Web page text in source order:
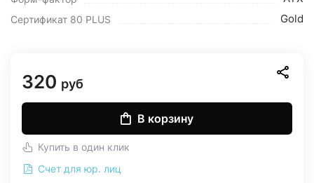
Сертификат 80 PLUS Gold
320 руб
В корзину
Купить в один клик
Счет для юр. лиц